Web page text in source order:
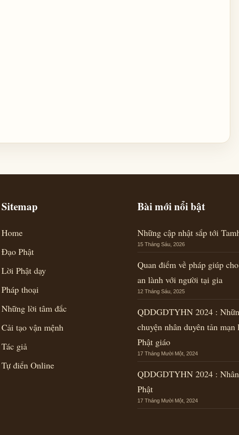
Sitemap
Home
Đạo Phật
Lời Phật dạy
Pháp thoại
Những lời tâm đắc
Cải tạo vận mệnh
Tác giả
Tự điển Online
Bài mới nổi bật
Những cập nhật sắp tới
15 Tháng Sáu, 2026
Quan điểm về pháp giúp
an lành với người tại gia
12 Tháng Sáu, 2025
QDDGDTYHN 2024 :
chuyện nhân duyên tản mạn
Phật giáo
17 Tháng Mười Một, 2024
QDDGDTYHN 2024 :
Phật
17 Tháng Mười Một, 2024